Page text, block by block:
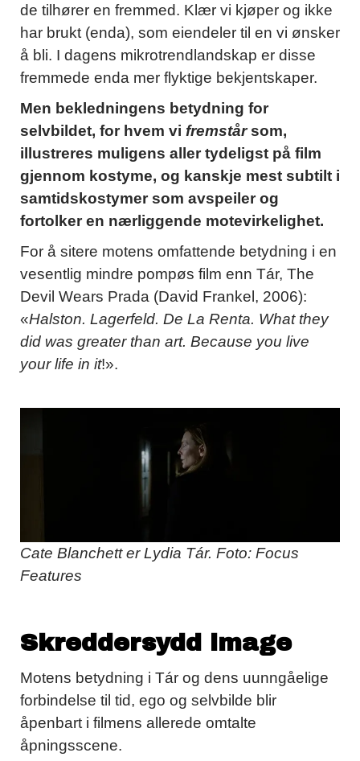
de tilhører en fremmed. Klær vi kjøper og ikke
har brukt (enda), som eiendeler til en vi ønsker
å bli. I dagens mikrotrendlandskap er disse
fremmede enda mer flyktige bekjentskaper.
Men bekledningens betydning for
selvbildet, for hvem vi fremstårsom,
illustreres muligens aller tydeligst på film
gjennom kostyme, og kanskje mest subtilt i
samtidskostymer som avspeiler og
fortolker en nærliggende motevirkelighet.
For å sitere motens omfattende betydning i en
vesentlig mindre pompøs film enn Tár, The
Devil Wears Prada (David Frankel, 2006):
«Halston. Lagerfeld. De La Renta. What they
did was greater than art. Because you live
your life in it!».
Cate Blanchett er Lydia Tár. Foto: Focus
Features
Skreddersydd image
Motens betydning i Tár og dens uunngåelige
forbindelse til tid, ego og selvbilde blir
åpenbart i filmens allerede omtalte
åpningsscene.